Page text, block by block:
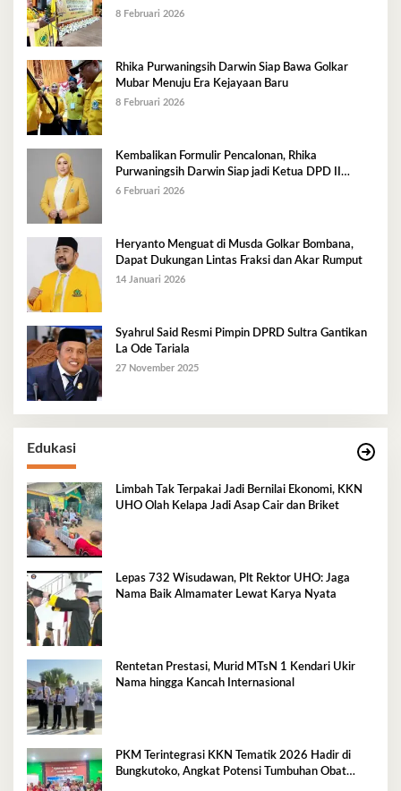
8 Februari 2026
Rhika Purwaningsih Darwin Siap Bawa Golkar
Mubar Menuju Era Kejayaan Baru
8 Februari 2026
Kembalikan Formulir Pencalonan, Rhika
Purwaningsih Darwin Siap jadi Ketua DPD II
Golkar Mubar
6 Februari 2026
Heryanto Menguat di Musda Golkar Bombana,
Dapat Dukungan Lintas Fraksi dan Akar Rumput
14 Januari 2026
Syahrul Said Resmi Pimpin DPRD Sultra Gantikan
La Ode Tariala
27 November 2025
Edukasi
Limbah Tak Terpakai Jadi Bernilai Ekonomi, KKN
UHO Olah Kelapa Jadi Asap Cair dan Briket
Lepas 732 Wisudawan, Plt Rektor UHO: Jaga
Nama Baik Almamater Lewat Karya Nyata
Rentetan Prestasi, Murid MTsN 1 Kendari Ukir
Nama hingga Kancah Internasional
PKM Terintegrasi KKN Tematik 2026 Hadir di
Bungkutoko, Angkat Potensi Tumbuhan Obat